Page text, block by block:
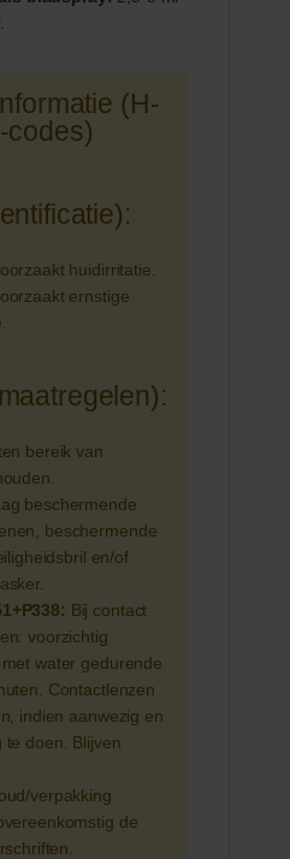
(H-
codes)
huidirritatie.
ernstige
bereik van
beschermende
beschermende
en/of
Bij contact
voorzichtig
water gedurende
Contactlenzen
indien aanwezig en
te doen. Blijven
verpakking
de